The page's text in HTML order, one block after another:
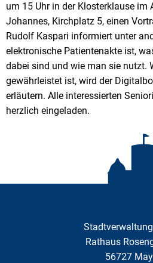
um 15 Uhr in der Klosterklause im
Johannes, Kirchplatz 5, einen
Rudolf Kaspari informiert unter
elektronische Patientenakte ist,
dabei sind und wie man sie nutzt.
gewährleistet ist, wird der
erläutern. Alle interessierten
herzlich eingeladen.
Rathaus
56727